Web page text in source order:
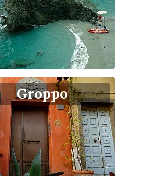
Groppo